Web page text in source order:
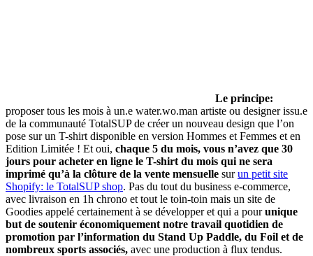
Le principe:
proposer tous les mois à un.e water.wo.man artiste ou designer issu.e
de la communauté TotalSUP de créer un nouveau design que l’on
pose sur un T-shirt disponible en version Hommes et Femmes et en
Edition Limitée ! Et oui, chaque 5 du mois, vous n’avez que 30
jours pour acheter en ligne le T-shirt du mois qui ne sera
imprimé qu’à la clôture de la vente mensuelle surun petit site
Shopify: le TotalSUP shop. Pas du tout du business e-commerce,
avec livraison en 1h chrono et tout le toin-toin mais un site de
Goodies appelé certainement à se développer et qui a pourunique
but de soutenir économiquement notre travail quotidien de
promotion par l’information du Stand Up Paddle, du Foil et de
nombreux sports associés, avec une production à flux tendus.